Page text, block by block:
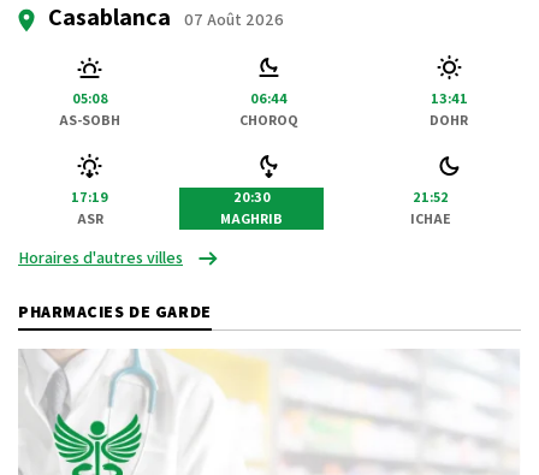
Casablanca 07 Août 2026
05:08
AS-SOBH
06:44
CHOROQ
13:41
DOHR
17:19
ASR
20:30
MAGHRIB
21:52
ICHAE
Horaires d'autres villes
PHARMACIES DE GARDE